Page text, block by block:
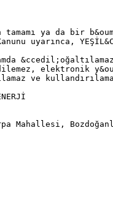
ya da bir
uyarınca,
elektronik
ve
Mahallesi,